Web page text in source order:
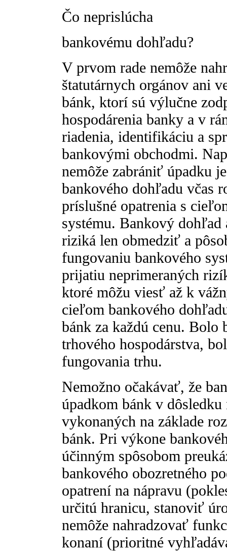
Čo neprislúcha
bankovému dohľadu?
V prvom rade nemôže
štatutárnych orgánov ani
bánk, ktorí sú výlučne
hospodárenia banky a v
riadenia, identifikáciu a
bankovými obchodmi.
nemôže zabrániť úpadku
bankového dohľadu včas
príslušné opatrenia s
systému. Bankový dohľad
riziká len obmedziť a
fungovaniu bankového
prijatiu neprimeraných
ktoré môžu viesť až k
cieľom bankového
bánk za každú cenu.
trhového hospodárstva,
fungovania trhu.
Nemožno očakávať, že
úpadkom bánk v
vykonaných na základe
bánk. Pri výkone
účinným spôsobom
bankového obozretného
opatrení na nápravu
určitú hranicu, stanoviť
nemôže nahradzovať
konaní (prioritné